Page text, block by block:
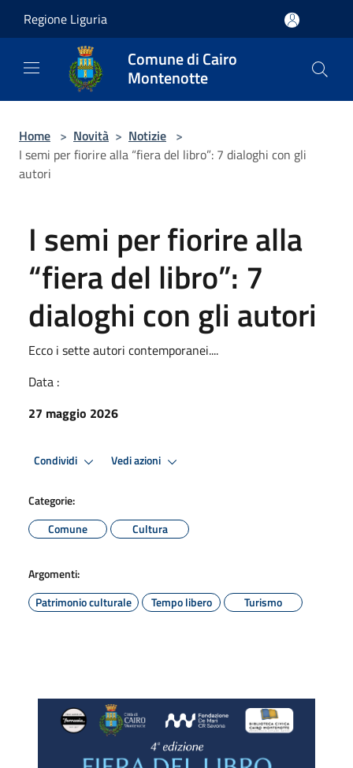
Regione Liguria
Comune di Cairo
Montenotte
Home > Novità > Notizie >
I semi per fiorire alla “fiera del libro”: 7 dialoghi con gli
autori
I semi per fiorire alla
“fiera del libro”: 7
dialoghi con gli autori
Ecco i sette autori contemporanei....
Data :
27 maggio 2026
Condividi Vedi azioni
Categorie:
Comune
Cultura
Argomenti:
Patrimonio culturale
Tempo libero Turismo